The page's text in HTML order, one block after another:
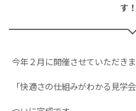
す
今年２月に開催させていただき
「快適さの仕組みがわかる見学